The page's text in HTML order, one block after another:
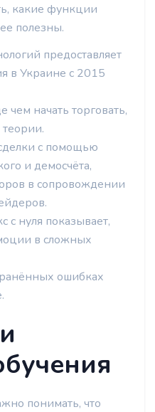
какие функции
полезны.
предоставляет
в Украине с 2015
начать торговать,
с помощью
и демосчёта,
в сопровождении
с нуля показывает,
в сложных
ошибках
понимать, что